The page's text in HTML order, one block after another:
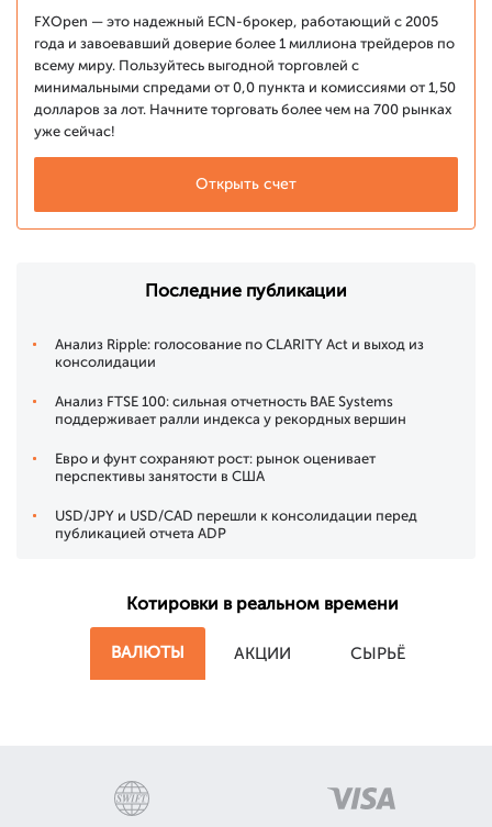
FXOpen — это надежный ECN-брокер, работающий с 2005
года и завоевавший доверие более 1 миллиона трейдеров по
всему миру. Пользуйтесь выгодной торговлей с
минимальными спредами от 0,0 пункта и комиссиями от 1,50
долларов за лот. Начните торговать более чем на 700 рынках
уже сейчас!
Открыть счет
Последние публикации
Анализ Ripple: голосование по CLARITY Act и выход из
консолидации
Анализ FTSE 100: сильная отчетность BAE Systems
поддерживает ралли индекса у рекордных вершин
Евро и фунт сохраняют рост: рынок оценивает
перспективы занятости в США
USD/JPY и USD/CAD перешли к консолидации перед
публикацией отчета ADP
Котировки в реальном времени
ВАЛЮТЫ АКЦИИ СЫРЬЁ